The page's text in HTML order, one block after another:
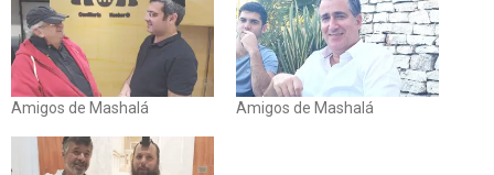
Amigos de Mashalá Amigos de Mashalá